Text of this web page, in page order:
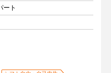
ート